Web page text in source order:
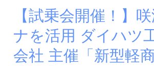
【試乗会開催！】
ナを活用 ダイハツ
会社 主催「新型軽